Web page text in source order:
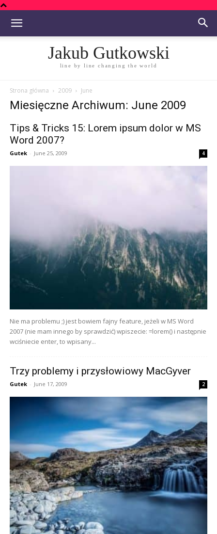
Jakub Gutkowski
line by line changing the world
Strona główna 2009 June
Miesięczne Archiwum: June 2009
Tips & Tricks 15: Lorem ipsum dolor w MS
Word 2007?
Gutek - June 25, 2009 4
Nie ma problemu ;) jest bowiem fajny feature, jeżeli w MS Word
2007 (nie mam innego by sprawdzić) wpiszecie: =lorem() i następnie
wciśniecie enter, to wpisany...
Trzy problemy i przysłowiowy MacGyver
Gutek - June 17, 2009 2